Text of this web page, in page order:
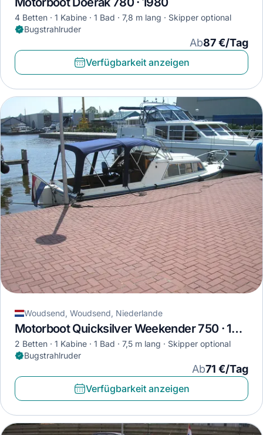
4 Betten 1 Kabine 1 Bad 7,8 m lang
Skipper optional
Bugstrahlruder
Ab87 €/Tag
Verfügbarkeit anzeigen
Woudsend, Woudsend, Niederlande
Motorboot Quicksilver Weekender 750 · 1980
2 Betten 1 Kabine 1 Bad 7,5 m lang
Skipper optional
Bugstrahlruder
Ab71 €/Tag
Verfügbarkeit anzeigen